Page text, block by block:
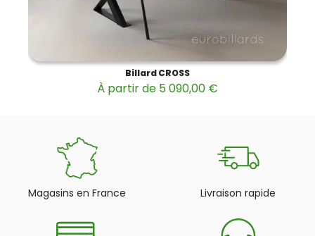
Billard CROSS
À partir de 5 090,00 €
Magasins en France Livraison rapide